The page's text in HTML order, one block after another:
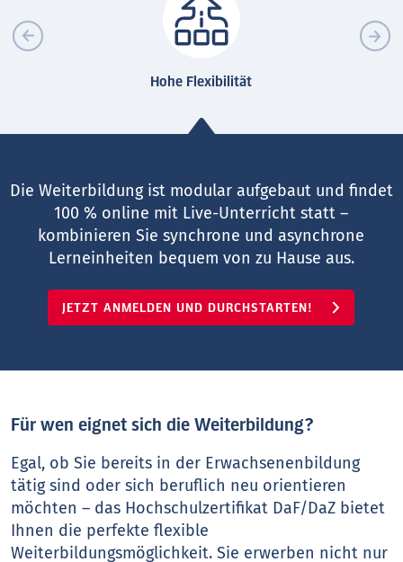
Hohe Flexibilität
Die Weiterbildung ist modular aufgebaut und findet
100 % online mit Live-Unterricht statt –
kombinieren Sie synchrone und asynchrone
Lerneinheiten bequem von zu Hause aus.
JETZT ANMELDEN UND DURCHSTARTEN!
Für wen eignet sich die Weiterbildung?
Egal, ob Sie bereits in der Erwachsenenbildung
tätig sind oder sich beruflich neu orientieren
möchten – das Hochschulzertifikat DaF/DaZ bietet
Ihnen die perfekte flexible
Weiterbildungsmöglichkeit. Sie erwerben nicht nur